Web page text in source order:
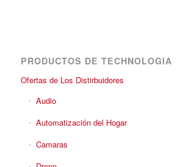
PRODUCTOS DE TECHNOLOGIA
Ofertas de Los Distirbuidores
Audio
Automatización del Hogar
Camaras